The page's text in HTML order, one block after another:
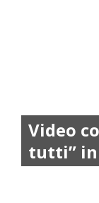
Video
tutti”